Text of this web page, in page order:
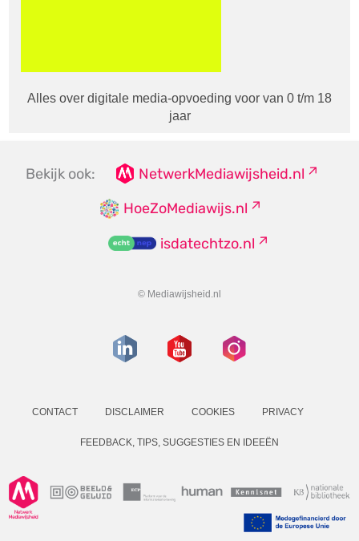
Alles over digitale media-opvoeding voor van 0 t/m 18
jaar
Bekijk ook:
NetwerkMediawijsheid.nl
HoeZoMediawijs.nl
isdatechtzo.nl
© Mediawijsheid.nl
CONTACT DISCLAIMER COOKIES PRIVACY
FEEDBACK, TIPS, SUGGESTIES EN IDEEËN